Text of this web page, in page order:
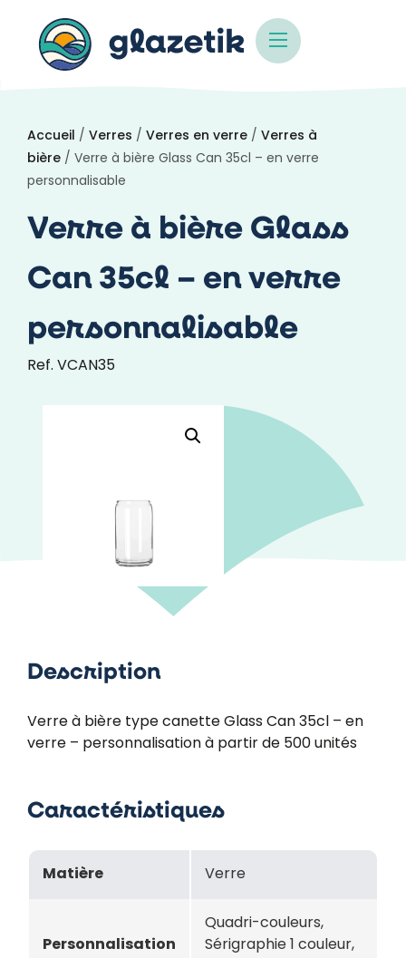
Accueil / Verres / Verres en verre / Verres à
bière / Verre à bière Glass Can 35cl – en verre
personnalisable
Verre à bière Glass
Can 35cl – en verre
personnalisable
Ref. VCAN35
Description
Verre à bière type canette Glass Can 35cl – en
verre – personnalisation à partir de 500 unités
Caractéristiques
Matière Verre
Personnalisation
Quadri-couleurs,
Sérigraphie 1 couleur,